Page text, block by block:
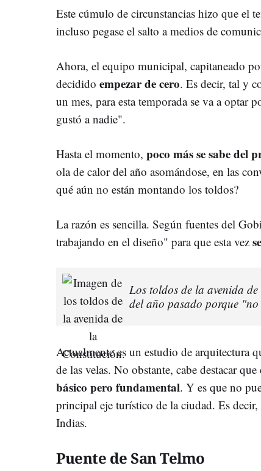
Este cúmulo de circunstancias hizo que el
incluso pegase el salto a medios de
Ahora, el equipo municipal, capitaneado
decidido empezar de cero. Es decir, tal y
un mes, para esta temporada se va a optar
gustó a nadie".
Hasta el momento, poco más se sabe del
ola de calor del año asomándose, en las
qué aún no están montando los toldos?
La razón es sencilla. Según fuentes del
trabajando en el diseño" para que esta vez
Los toldos de la avenida
del año pasado porque
Actualmente es un estudio de arquitectura
de las velas. No obstante, cabe destacar
básico pero fundamental. Y es que no
principal eje turístico de la ciudad. Es
Indias.
Puente de San Telmo